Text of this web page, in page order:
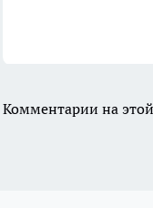
Комментарии на